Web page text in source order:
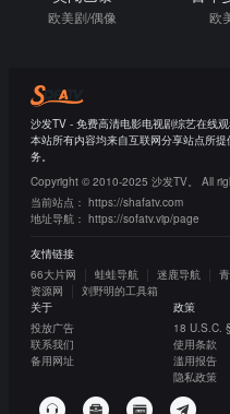
欧美剧/偶像 欧
沙发TV - 免费高清电影电视剧综艺在线观
本站所有内容均来自互联网分享站点所
务。
Copyright © 2010-2025 沙发TV。 All
当前站点： https://shafatv.com
地址导航： https://sofatv.vip/page
友情链接
66大片网
蛙蛙导航 迷鹿导航
资源网
刘野明的工具箱
关于
投放广告
联系我们
备用网址
政策
18 U.S.C.
使用条款
滥用报告
隐私政策